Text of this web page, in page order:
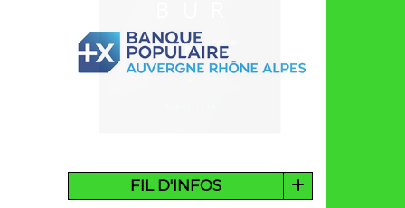
FIL D'INFOS